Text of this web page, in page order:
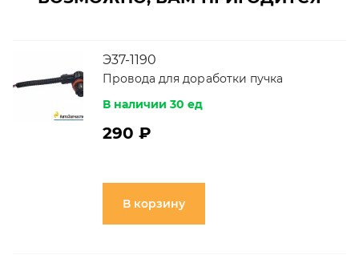
Э37-1190
Провода для доработки пучка
В наличии 30 ед
290 ₽
В корзину